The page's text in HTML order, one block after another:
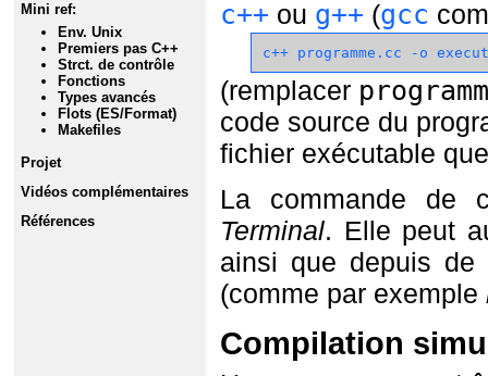
Mini ref:
Env. Unix
Premiers pas C++
Strct. de contrôle
Fonctions
Types avancés
Flots (ES/Format)
Makefiles
Projet
Vidéos complémentaires
Références